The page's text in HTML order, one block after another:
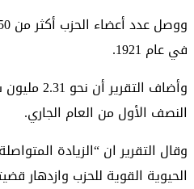
في عام 1921.
وأضاف
النصف الأول من العام الجاري.
وقال التقرير ان “الزيادة
الحيوية القوية للحزب وازدهار